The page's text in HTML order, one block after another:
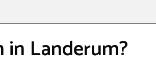
Landerum?